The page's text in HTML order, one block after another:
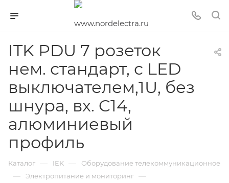
ITK PDU 7 розеток
нем. стандарт, с LED
выключателем,1U, без
шнура, вх. C14,
алюминиевый
профиль
Каталог — IEK — Оборудование телекоммуникационное
— Электропитание и мониторинг —